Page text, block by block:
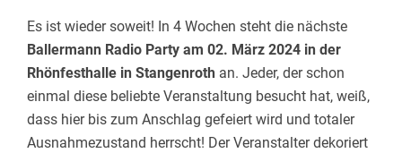
Es ist wieder soweit! In 4 Wochen steht die nächste
Ballermann Radio Party am 02. März 2024 in der
Rhönfesthalle in Stangenroth an. Jeder, der schon
einmal diese beliebte Veranstaltung besucht hat, weiß,
dass hier bis zum Anschlag gefeiert wird und totaler
Ausnahmezustand herrscht! Der Veranstalter dekoriert